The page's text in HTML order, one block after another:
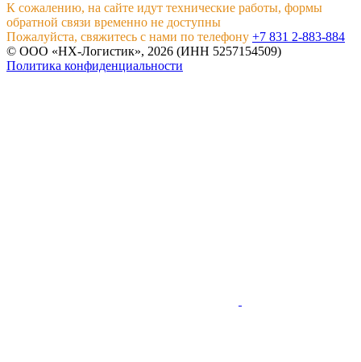
К сожалению, на сайте идут технические работы, формы
обратной связи временно не доступны
Пожалуйста, свяжитесь с нами по телефону +7 831 2-883-884
© ООО «НХ-Логистик», 2026 (ИНН 5257154509)
Политика конфиденциальности